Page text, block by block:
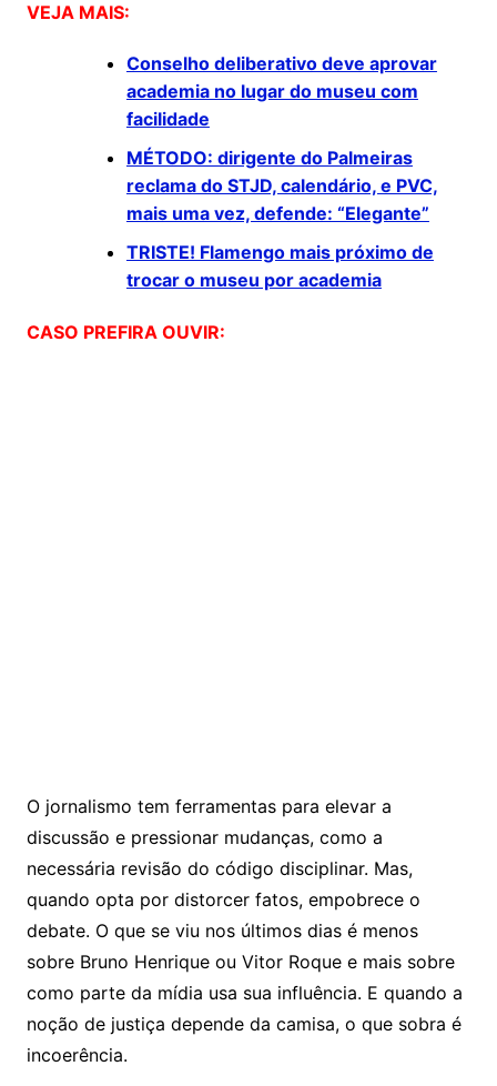
VEJA MAIS:
Conselho deliberativo deve aprovar
academia no lugar do museu com
facilidade
MÉTODO: dirigente do Palmeiras
reclama do STJD, calendário, e PVC,
mais uma vez, defende: “Elegante”
TRISTE! Flamengo mais próximo de
trocar o museu por academia
CASO PREFIRA OUVIR:
O jornalismo tem ferramentas para elevar a
discussão e pressionar mudanças, como a
necessária revisão do código disciplinar. Mas,
quando opta por distorcer fatos, empobrece o
debate. O que se viu nos últimos dias é menos
sobre Bruno Henrique ou Vitor Roque e mais sobre
como parte da mídia usa sua influência. E quando a
noção de justiça depende da camisa, o que sobra é
incoerência.